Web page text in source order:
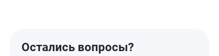
Остались вопросы?